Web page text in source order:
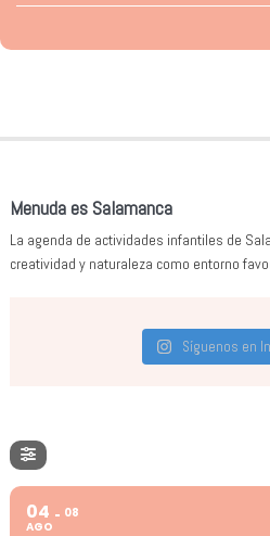
Menuda es Salamanca
La agenda de actividades infantiles de
creatividad y naturaleza como entorno
Síguenos en
04
AGO
08